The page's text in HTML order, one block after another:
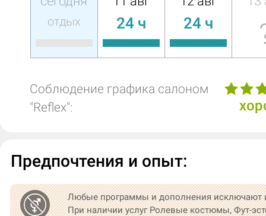
отдых 24 ч 24 ч
Соблюдение графика салоном
"Reflex":
Предпочтения и опыт:
Любые программы и дополнения исключают
При наличии услуг Ролевые костюмы, Фут-